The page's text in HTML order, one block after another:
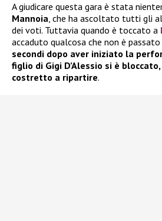
A giudicare questa gara è stata
Mannoia, che ha ascoltato tutti gli
dei voti. Tuttavia quando è toccato a
accaduto qualcosa che non è
secondi dopo aver iniziato la
figlio di Gigi D’Alessio si è
costretto a ripartire.